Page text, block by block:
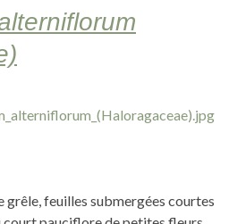
grêle, feuilles submergées courtes